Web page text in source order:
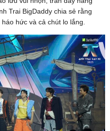
Trai BigDaddy chia sẻ rằng
hức và cả chút lo lắng.